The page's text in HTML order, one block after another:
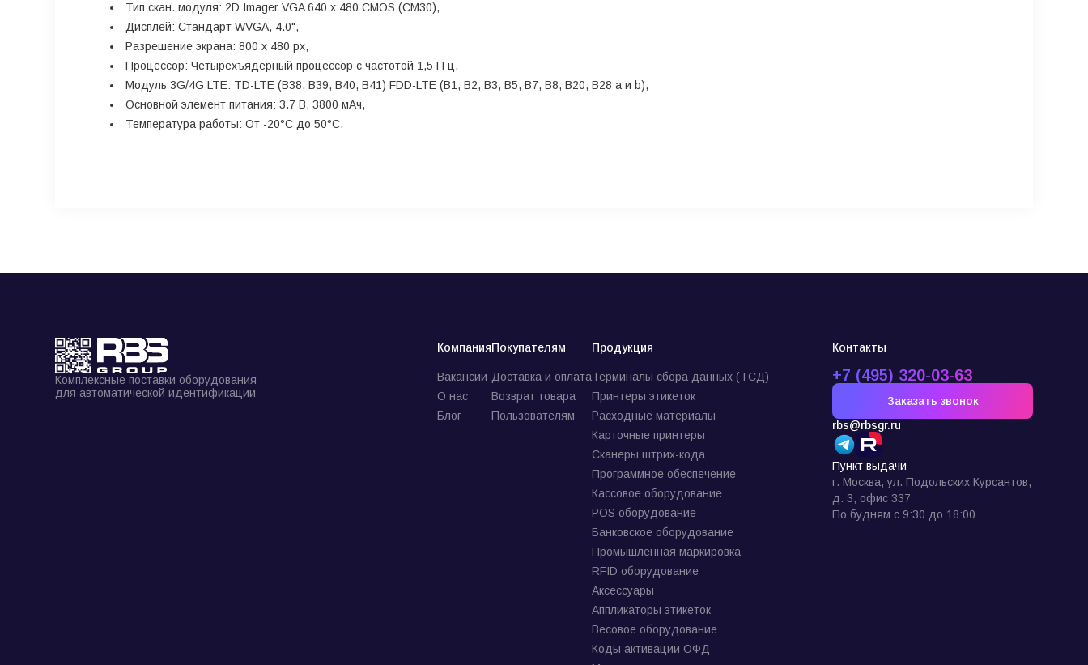
Тип скан. модуля: 2D Imager VGA 640 x 480 CMOS (CM30),
Дисплей: Стандарт WVGA, 4.0",
Разрешение экрана: 800 x 480 px,
Процессор: Четырехъядерный процессор с частотой 1,5 ГГц,
Модуль 3G/4G LTE: TD-LTE (B38, B39, B40, B41) FDD-LTE (B1, B2, B3, B5, B7, B8, B20, B28 a и b),
Основной элемент питания: 3.7 В, 3800 мАч,
Температура работы: От -20°C до 50°C.
Комплексные поставки оборудования
для автоматической идентификации
Компания
Вакансии
О нас
Блог
Покупателям
Доставка и оплата
Возврат товара
Пользователям
Продукция
Терминалы сбора данных (ТСД)
Принтеры этикеток
Расходные материалы
Карточные принтеры
Сканеры штрих-кода
Программное обеспечение
Кассовое оборудование
POS оборудование
Банковское оборудование
Промышленная маркировка
RFID оборудование
Аксессуары
Аппликаторы этикеток
Весовое оборудование
Коды активации ОФД
Контакты
+7 (495) 320-03-63
Заказать звонок
rbs@rbsgr.ru
Пункт выдачи
г. Москва, ул. Подольских Курсантов,
д. 3, офис 337
По будням с 9:30 до 18:00